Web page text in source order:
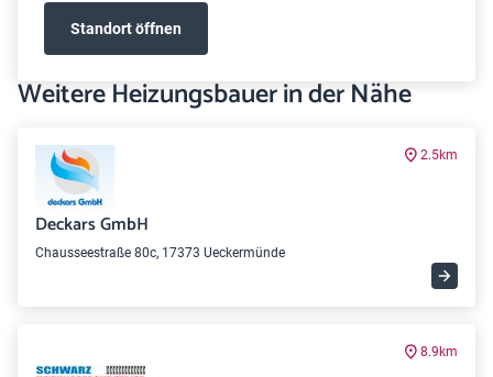
Standort öffnen
Weitere Heizungsbauer in der Nähe
2.5km
Deckars GmbH
Chausseestraße 80c, 17373 Ueckermünde
8.9km